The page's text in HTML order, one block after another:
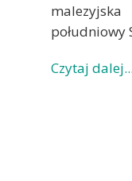
południowy
Czytaj dalej...